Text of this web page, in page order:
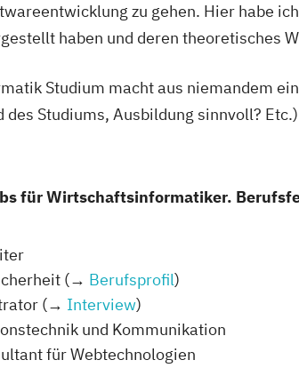
zu gehen. Hier habe
haben und deren theoretisches
Studium macht aus niemandem
Studiums, Ausbildung sinnvoll? Etc.)
für Wirtschaftsinformatiker.
(→ Berufsprofil)
(→ Interview)
und Kommunikation
für Webtechnologien